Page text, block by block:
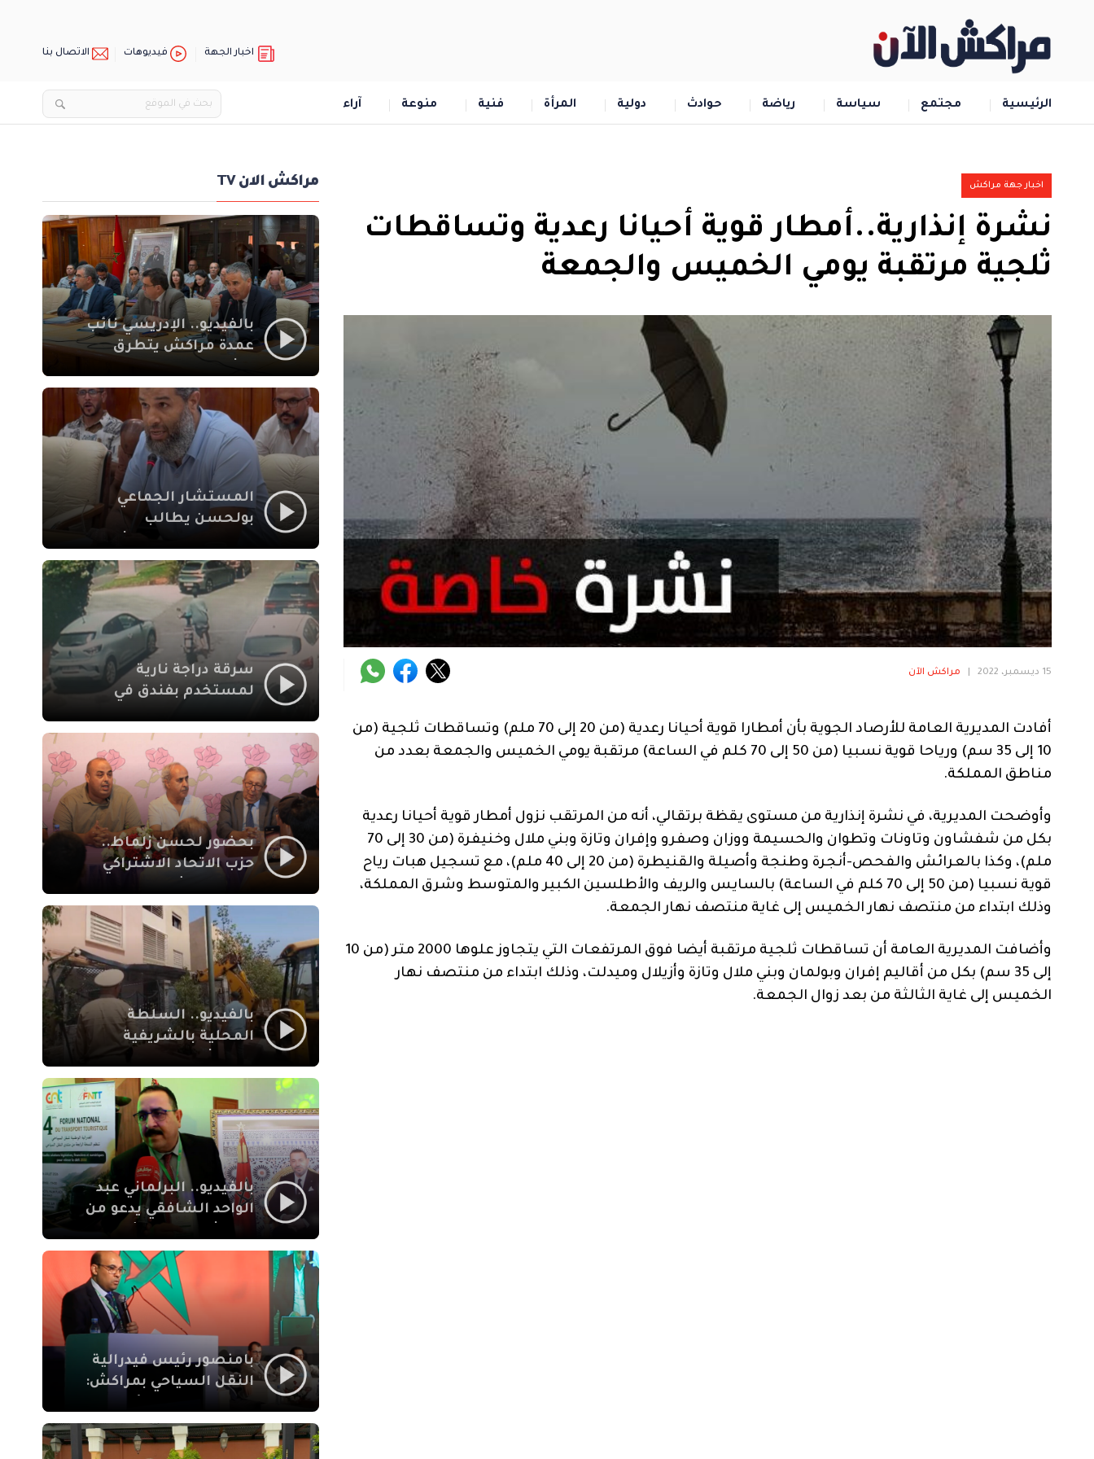
اخبار الجهة فيديوهات الاتصال بنا
الرئيسية مجتمع سياسة رياضة حوادث دولية المرأة فنية منوعة آراء
اخبار جهة مراكش
نشرة إنذارية..أمطار قوية أحيانا رعدية وتساقطات
ثلجية مرتقبة يومي الخميس والجمعة
15 ديسمبر، 2022 مراكش الآن
أفادت المديرية العامة للأرصاد الجوية بأن أمطارا قوية أحيانا رعدية (من 20 إلى 70 ملم) وتساقطات ثلجية (من
10 إلى 35 سم) ورياحا قوية نسبيا (من 50 إلى 70 كلم في الساعة) مرتقبة يومي الخميس والجمعة بعدد من
مناطق المملكة.
وأوضحت المديرية، في نشرة إنذارية من مستوى يقظة برتقالي، أنه من المرتقب نزول أمطار قوية أحيانا رعدية
بكل من شفشاون وتاونات وتطوان والحسيمة ووزان وصفرو وإفران وتازة وبني ملال وخنيفرة (من 30 إلى 70
ملم)، وكذا بالعرائش والفحص-أنجرة وطنجة وأصيلة والقنيطرة (من 20 إلى 40 ملم)، مع تسجيل هبات رياح
قوية نسبيا (من 50 إلى 70 كلم في الساعة) بالسايس والريف والأطلسين الكبير والمتوسط وشرق المملكة،
وذلك ابتداء من منتصف نهار الخميس إلى غاية منتصف نهار الجمعة.
وأضافت المديرية العامة أن تساقطات ثلجية مرتقبة أيضا فوق المرتفعات التي يتجاوز علوها 2000 متر (من 10
إلى 35 سم) بكل من أقاليم إفران وبولمان وبني ملال وتازة وأزيلال وميدلت، وذلك ابتداء من منتصف نهار
الخميس إلى غاية الثالثة من بعد زوال الجمعة.
مراكش الان TV
بالفيديو.. الإدريسي نائب
عمدة مراكش يتطرق
الاجتماعي في نقل
المحطة الطرقية إلى
العزوزية
المستشار الجماعي
بولحسن يطالب
أشغال شارع علال
الفاسي بمراكش
سرقة دراجة نارية
لمستخدم بفندق في
بمراكش
بحضور لحسن زلماط..
حزب الاتحاد الاشتراكي
مقراً بمقاطعة سيدي
يوسف بن علي مراكش
بالفيديو.. السلطة
المحلية بالشريفية
بنايات غير قانونية بإقامة
الإيمان
بالفيديو.. البرلماني عبد
الواحد الشافقي يدعو من
النقل السياحي لمواكبة
بامنصور رئيس فيدرالية
النقل السياحي بمراكش:
والاصلاح التشريعي
ركيزتان أساسيتان لكسب